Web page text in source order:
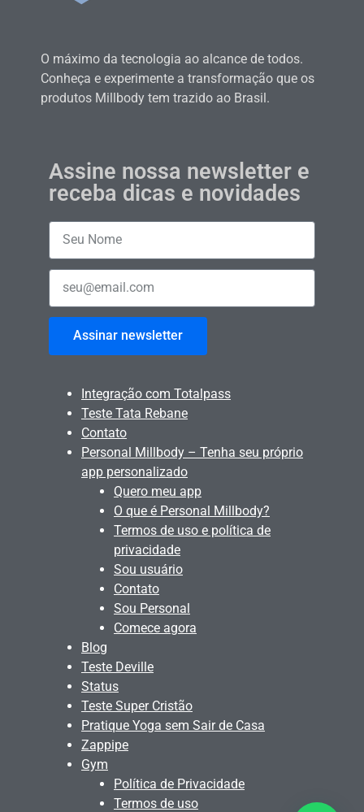
O máximo da tecnologia ao alcance de todos.
Conheça e experimente a transformação que os
produtos Millbody tem trazido ao Brasil.
Assine nossa newsletter e
receba dicas e novidades
Assinar newsletter
Integração com Totalpass
Teste Tata Rebane
Contato
Personal Millbody – Tenha seu próprio
app personalizado
Quero meu app
O que é Personal Millbody?
Termos de uso e política de
privacidade
Sou usuário
Contato
Sou Personal
Comece agora
Blog
Teste Deville
Status
Teste Super Cristão
Pratique Yoga sem Sair de Casa
Zappipe
Gym
Política de Privacidade
Termos de uso